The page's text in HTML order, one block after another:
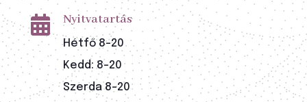
 Nyitvatartás
Hétfő 8-20
Kedd: 8-20
Szerda 8-20